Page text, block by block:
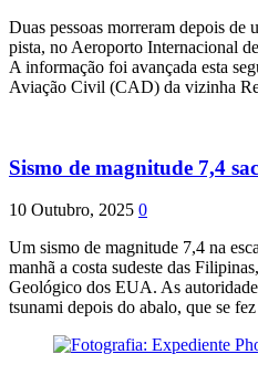
Duas pessoas morreram depois de
pista, no Aeroporto Internacional
A informação foi avançada esta
Aviação Civil (CAD) da vizinha
Sismo de magnitude 7,4
10 Outubro, 2025 0
Um sismo de magnitude 7,4 na
manhã a costa sudeste das
Geológico dos EUA. As
tsunami depois do abalo, que se